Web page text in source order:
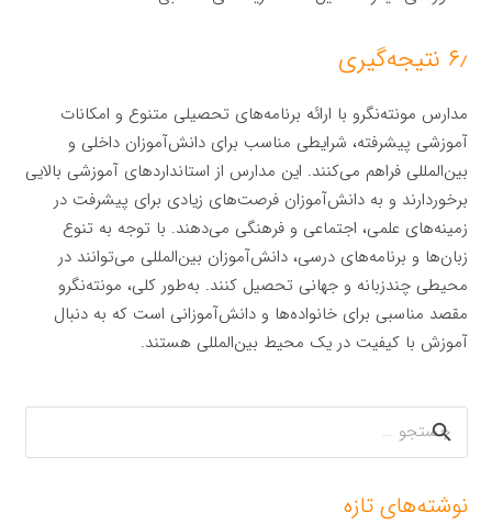
۶٫ نتیجه‌گیری
مدارس مونته‌نگرو با ارائه برنامه‌های تحصیلی متنوع و امکانات
آموزشی پیشرفته، شرایطی مناسب برای دانش‌آموزان داخلی و
بین‌المللی فراهم می‌کنند. این مدارس از استانداردهای آموزشی بالایی
برخوردارند و به دانش‌آموزان فرصت‌های زیادی برای پیشرفت در
زمینه‌های علمی، اجتماعی و فرهنگی می‌دهند. با توجه به تنوع
زبان‌ها و برنامه‌های درسی، دانش‌آموزان بین‌المللی می‌توانند در
محیطی چندزبانه و جهانی تحصیل کنند. به‌طور کلی، مونته‌نگرو
مقصد مناسبی برای خانواده‌ها و دانش‌آموزانی است که به دنبال
آموزش با کیفیت در یک محیط بین‌المللی هستند.
جستجو
برای:
نوشته‌های تازه